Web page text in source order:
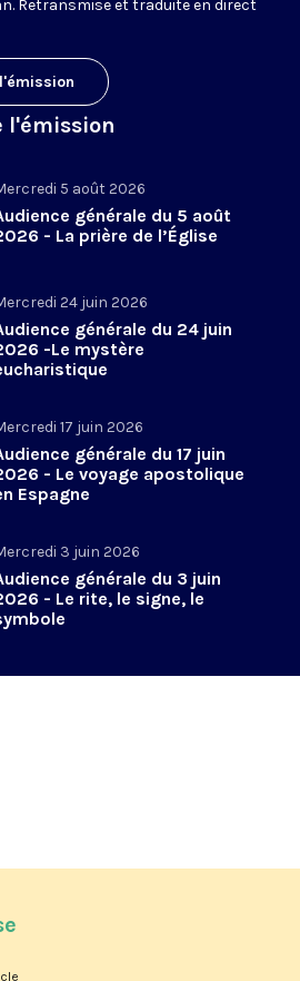
Retransmise et traduite en direct
l'émission
5 août 2026
générale du 5 août
- La prière de l’Église
24 juin 2026
générale du 24 juin
-Le mystère
17 juin 2026
générale du 17 juin
- Le voyage apostolique
Espagne
3 juin 2026
générale du 3 juin
- Le rite, le signe, le